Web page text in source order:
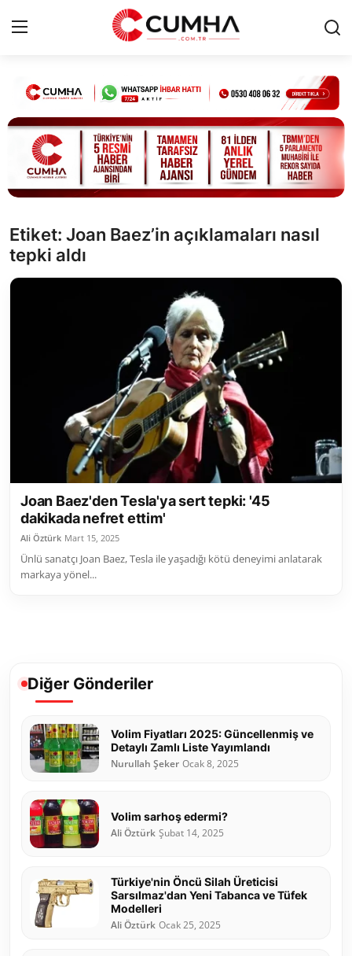
Kurumsal
Cumhurbaşkanlığı
Bakanlıklar
Siyasi Partiler
Sivil Toplum Kuruluşları
Kamu Kurumları ve Üst Kurullar
Resmi Reklamlar
Etiket: Joan Baez’in açıklamaları nasıl
tepki aldı
Joan Baez'den Tesla'ya sert tepki: '45
dakikada nefret ettim'
Ali Öztürk Mart 15, 2025
Ünlü sanatçı Joan Baez, Tesla ile yaşadığı kötü deneyimi anlatarak
markaya yönel...
Diğer Gönderiler
Volim Fiyatları 2025: Güncellenmiş ve
Detaylı Zamlı Liste Yayımlandı
Nurullah Şeker Ocak 8, 2025
Volim sarhoş edermi?
Ali Öztürk Şubat 14, 2025
Türkiye'nin Öncü Silah Üreticisi
Sarsılmaz'dan Yeni Tabanca ve Tüfek
Modelleri
Ali Öztürk Ocak 25, 2025